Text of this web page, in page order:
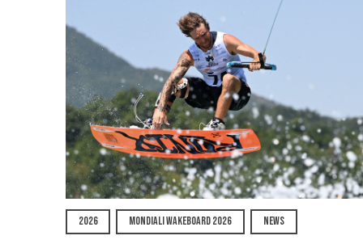
2026 MONDIALI WAKEBOARD 2026 NEWS